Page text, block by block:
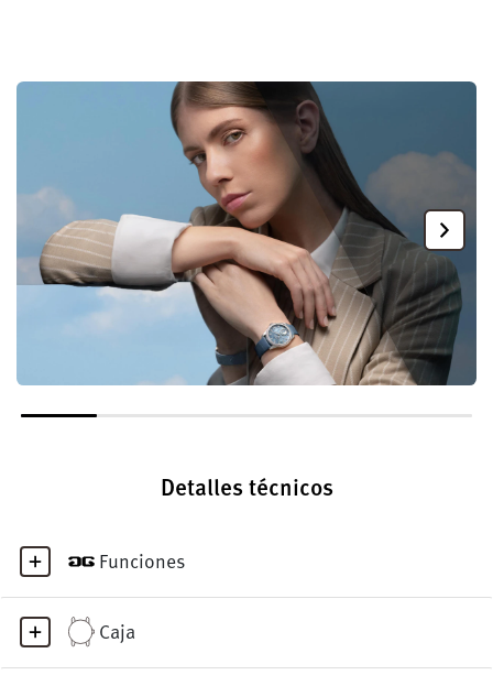
Detalles técnicos
Funciones
Caja